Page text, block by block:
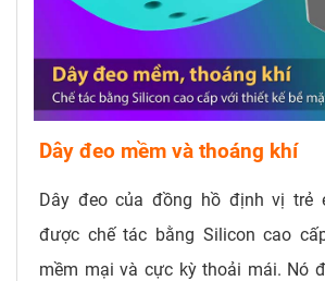
Dây đeo mềm và thoáng khí
Dây đeo của đồng hồ định vị trẻ
được chế tác bằng Silicon cao
mềm mại và cực kỳ thoải mái. Nó